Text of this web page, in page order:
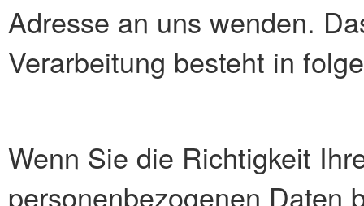
Adresse an uns wenden.
Verarbeitung besteht in
Wenn Sie die Richtigkeit
personenbezogenen Daten